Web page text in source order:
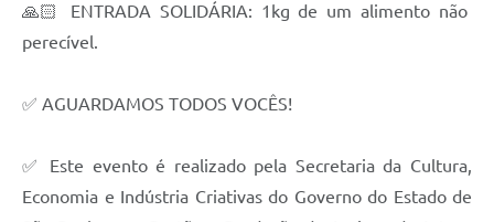
🙏🏻 ENTRADA SOLIDÁRIA: 1kg de um alimento não
perecível.
✅ AGUARDAMOS TODOS VOCÊS!
✅️ Este evento é realizado pela Secretaria da Cultura,
Economia e Indústria Criativas do Governo do Estado de